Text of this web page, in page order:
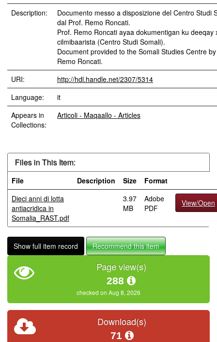
Description:
Documento messo a disposizione del Centro Studi
dal Prof. Remo Roncati.
Prof. Remo Roncati ayaa dokumentigan ku deeqay
cilmibaarista (Centro Studi Somali).
Document provided to the Somali Studies Centre
Remo Roncati.
URI:
http://hdl.handle.net/2307/5314
Language:
it
Appears in
Collections:
Articoli - Maqaallo - Articles
Files in This Item:
File Description Size
Format
Dieci anni di lotta
antiacridica in
Somalia_RAST.pdf
3.97
MB
Adobe
PDF
View/Open
Show full item record Recommend this item
Page view(s)
288
checked on Aug 8, 2026
Download(s)
71